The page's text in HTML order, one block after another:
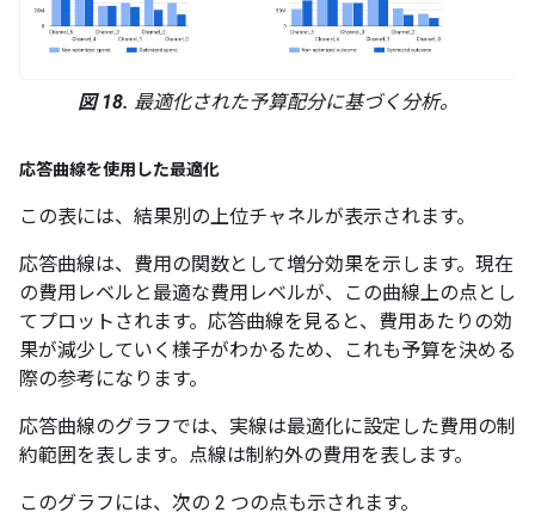
図 18. 最適化された予算配分に基づく分析。
応答曲線を使用した最適化
この表には、結果別の上位チャネルが表示されます。
応答曲線は、費用の関数として増分効果を示します。現在
の費用レベルと最適な費用レベルが、この曲線上の点とし
てプロットされます。応答曲線を見ると、費用あたりの効
果が減少していく様子がわかるため、これも予算を決める
際の参考になります。
応答曲線のグラフでは、実線は最適化に設定した費用の制
約範囲を表します。点線は制約外の費用を表します。
このグラフには、次の 2 つの点も示されます。